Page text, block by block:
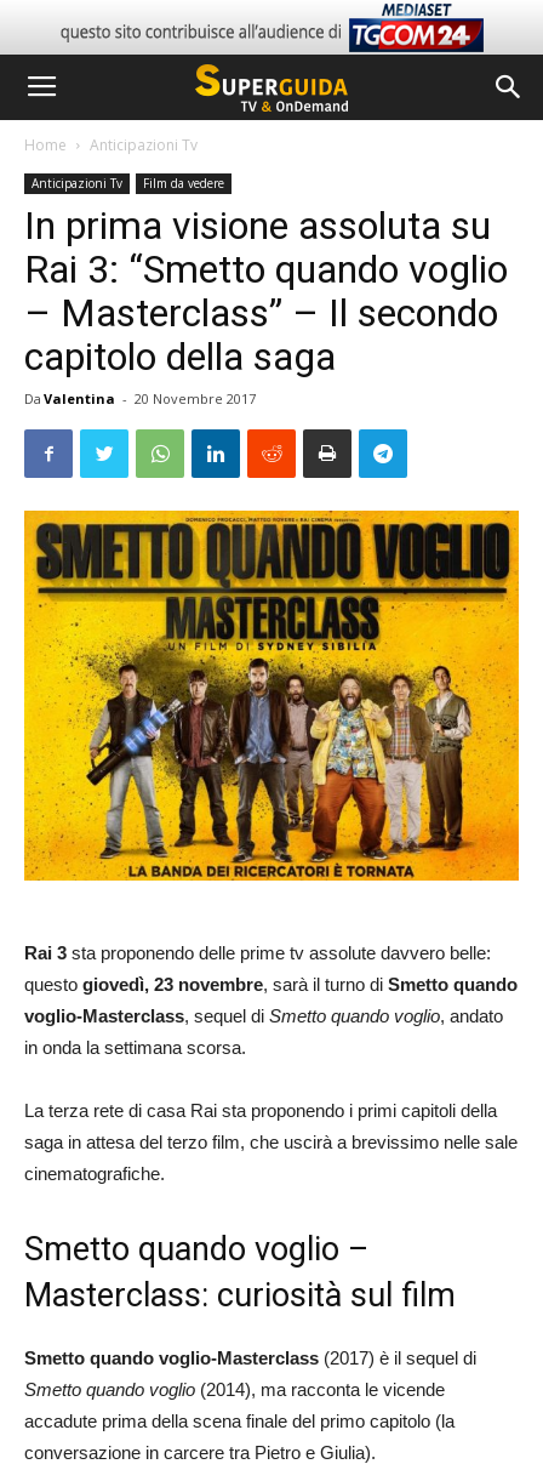
Home Anticipazioni Tv
Anticipazioni Tv Film da vedere
In prima visione assoluta su
Rai 3: “Smetto quando voglio
– Masterclass” – Il secondo
capitolo della saga
Da Valentina - 20 Novembre 2017
Rai 3 sta proponendo delle prime tv assolute davvero belle:
questo giovedì, 23 novembre, sarà il turno di Smetto quando
voglio-Masterclass, sequel di Smetto quando voglio, andato
in onda la settimana scorsa.
La terza rete di casa Rai sta proponendo i primi capitoli della
saga in attesa del terzo film, che uscirà a brevissimo nelle sale
cinematografiche.
Smetto quando voglio –
Masterclass: curiosità sul film
Smetto quando voglio-Masterclass (2017) è il sequel di
Smetto quando voglio (2014), ma racconta le vicende
accadute prima della scena finale del primo capitolo (la
conversazione in carcere tra Pietro e Giulia).